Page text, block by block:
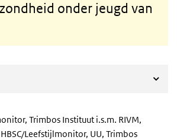
onder jeugd van
Trimbos Instituut i.s.m. RIVM,
HBSC/Leefstijlmonitor, UU, Trimbos